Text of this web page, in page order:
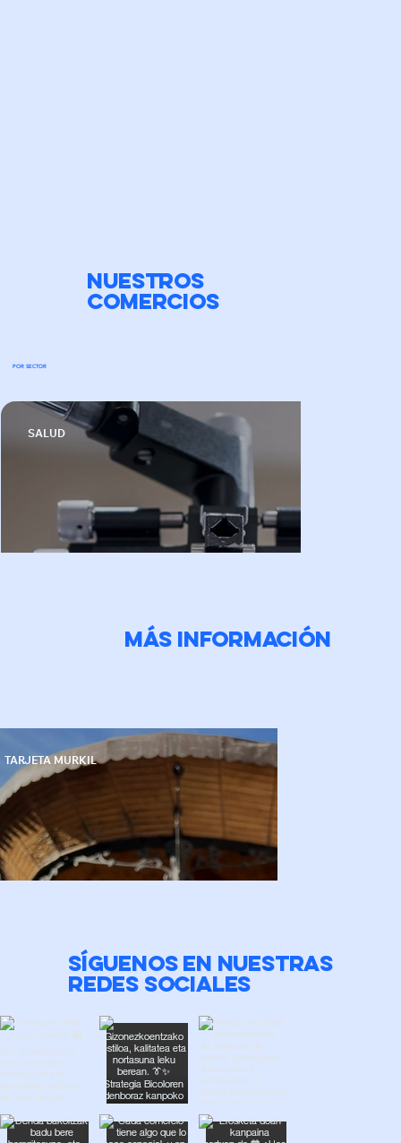
POR SECTOR
SALUD
NUESTROS
COMERCIOS
Más información
TARJETA MURKIL
SÍGUENOS EN NUESTRAS
REDES SOCIALES